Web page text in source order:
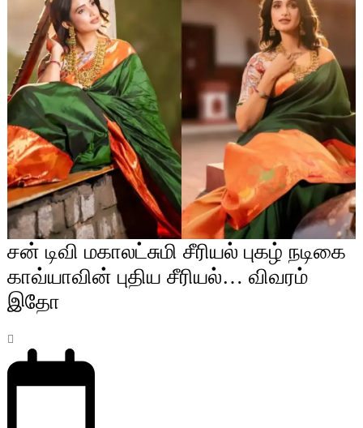
சன் டிவி மகாலட்சுமி சீரியல் புகழ் நடிகை
காவ்யாவின் புதிய சீரியல்… விவரம்
இதோ